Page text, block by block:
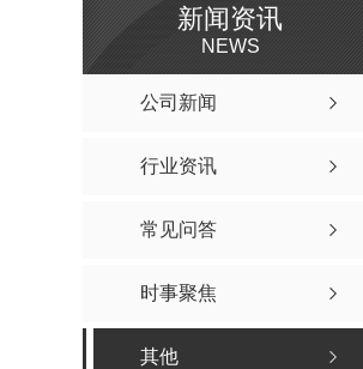
新闻资讯
NEWS
公司新闻
行业资讯
常见问答
时事聚焦
其他